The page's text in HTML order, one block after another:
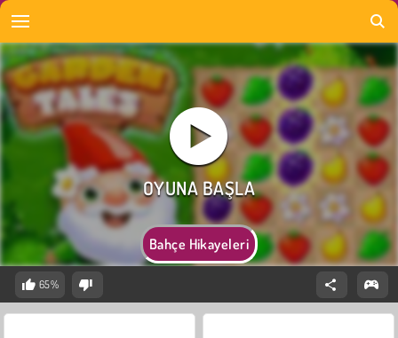
Bahçe Hikayeleri
65%